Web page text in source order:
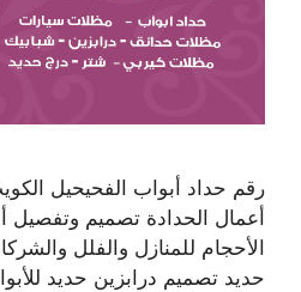
رقم حداد أبواب الفحيحيل
أعمال الحدادة تصميم وتفصيل
الأحجام للمنازل والفلل
حديد تصميم درابزين حديد